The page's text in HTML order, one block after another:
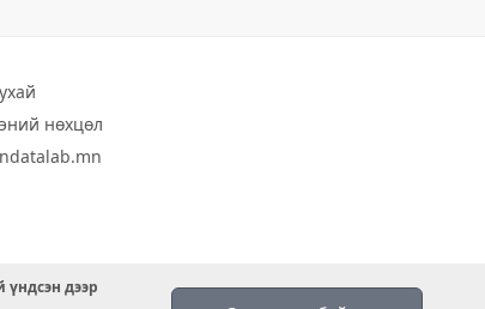
нөхцөл
үндсэн дээр